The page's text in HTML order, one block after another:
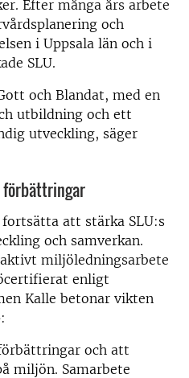
Efter många års arbete
och
i Uppsala län och i
SLU.
och Blandat, med en
utbildning och ett
utveckling, säger
förbättringar
att stärka SLU:s
och samverkan.
miljöledningsarbete
enligt
Kalle betonar vikten
och att
miljön. Samarbete